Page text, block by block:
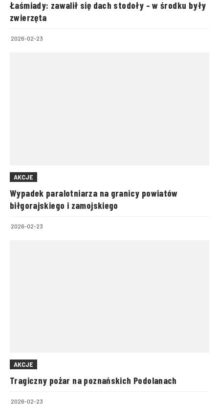
Łaśmiady: zawalił się dach stodoły – w środku były
zwierzęta
2026-02-23
AKCJE
Wypadek paralotniarza na granicy powiatów
biłgorajskiego i zamojskiego
2026-02-23
AKCJE
Tragiczny pożar na poznańskich Podolanach
2026-02-23